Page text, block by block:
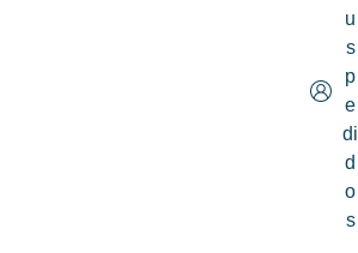
u
s
p
e
di
d
o
s